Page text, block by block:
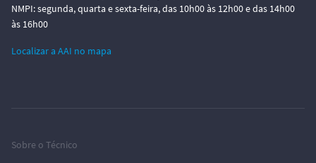
NMPI: segunda, quarta e sexta-feira, das 10h00 às 12h00 e das 14h00
às 16h00
Localizar a AAI no mapa
Sobre o Técnico